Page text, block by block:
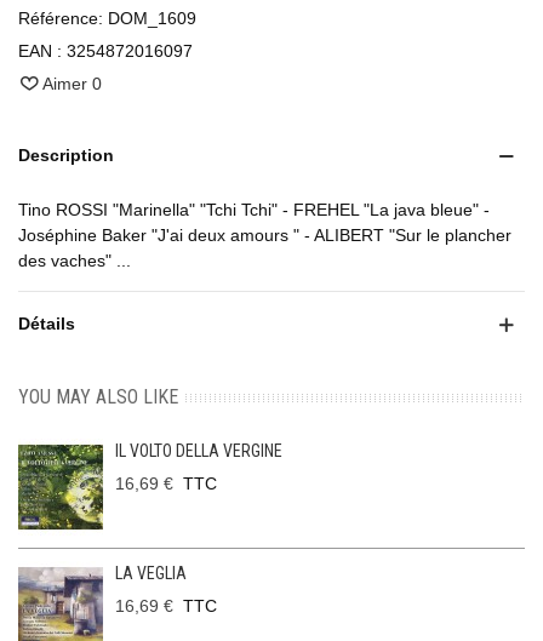
Référence: DOM_1609
EAN : 3254872016097
Aimer 0
Description
Tino ROSSI "Marinella" "Tchi Tchi" - FREHEL "La java bleue" -
Joséphine Baker "J'ai deux amours " - ALIBERT "Sur le plancher
des vaches" ...
Détails
YOU MAY ALSO LIKE
IL VOLTO DELLA VERGINE
16,69 € TTC
LA VEGLIA
16,69 € TTC